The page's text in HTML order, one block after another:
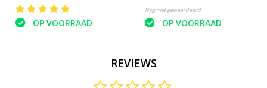
OP VOORRAAD
Nog niet gewaardeerd
OP VOORRAAD
REVIEWS